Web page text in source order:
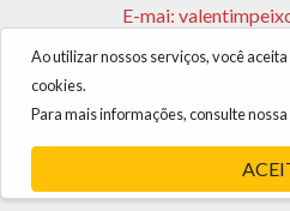
Ao utilizar nossos serviços, você
cookies.
Para mais informações, consulte nossa
E-mai:
VPA AGENCIA DE